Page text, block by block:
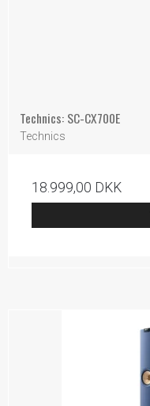
Technics: SC-CX700E
Technics
18.999,00 DKK